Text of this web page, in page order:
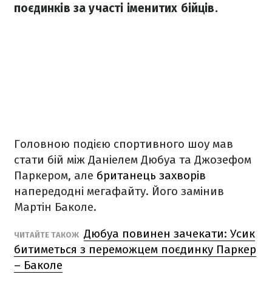
поєдинків за участі іменитих бійців.
Головною подією спортивного шоу мав
стати бій між Даніелем Дюбуа та Джозефом
Паркером, але британець захворів
напередодні мегафайту. Його замінив
Мартін Баколе.
ЧИТАЙТЕ ТАКОЖ Дюбуа повинен зачекати: Усик
битиметься з переможцем поєдинку Паркер
– Баколе